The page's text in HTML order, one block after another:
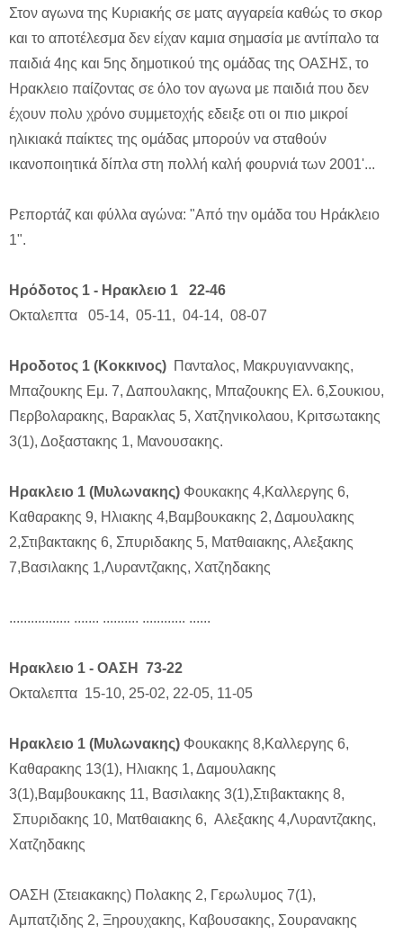
Στον αγωνα της Κυριακής σε ματς αγγαρεία καθώς το σκορ
και το αποτέλεσμα δεν είχαν καμια σημασία με αντίπαλο τα
παιδιά 4ης και 5ης δημοτικού της ομάδας της ΟΑΣΗΣ, το
Ηρακλειο παίζοντας σε όλο τον αγωνα με παιδιά που δεν
έχουν πολυ χρόνο συμμετοχής εδειξε οτι οι πιο μικροί
ηλικιακά παίκτες της ομάδας μπορούν να σταθούν
ικανοποιητικά δίπλα στη πολλή καλή φουρνιά των 2001'...
Ρεπορτάζ και φύλλα αγώνα: "Από την ομάδα του Ηράκλειο
1".
Ηρόδοτος 1 - Ηρακλειο 1 22-46
Οκταλεπτα 05-14, 05-11, 04-14, 08-07
Ηροδοτος 1 (Κοκκινος) Πανταλος, Μακρυγιαννακης,
Μπαζουκης Εμ. 7, Δαπουλακης, Μπαζουκης Ελ. 6,Σουκιου,
Περβολαρακης, Βαρακλας 5, Χατζηνικολαου, Κριτσωτακης
3(1), Δοξαστακης 1, Μανουσακης.
Ηρακλειο 1 (Μυλωνακης) Φουκακης 4,Καλλεργης 6,
Καθαρακης 9, Ηλιακης 4,Βαμβουκακης 2, Δαμουλακης
2,Στιβακτακης 6, Σπυριδακης 5, Ματθαιακης, Αλεξακης
7,Βασιλακης 1,Λυραντζακης, Χατζηδακης
................. ....... .......... ............ ......
Ηρακλειο 1 - ΟΑΣΗ 73-22
Οκταλεπτα 15-10, 25-02, 22-05, 11-05
Ηρακλειο 1 (Μυλωνακης) Φουκακης 8,Καλλεργης 6,
Καθαρακης 13(1), Ηλιακης 1, Δαμουλακης
3(1),Βαμβουκακης 11, Βασιλακης 3(1),Στιβακτακης 8,
Σπυριδακης 10, Ματθαιακης 6, Αλεξακης 4,Λυραντζακης,
Χατζηδακης
ΟΑΣΗ (Στειακακης) Πολακης 2, Γερωλυμος 7(1),
Αμπατζιδης 2, Ξηρουχακης, Καβουσακης, Σουρανακης